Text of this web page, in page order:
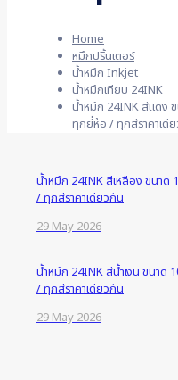
Home
หมึกปริ้นเตอร์
น้ำหมึก Inkjet
น้ำหมึกเทียบ 24INK
น้ำหมึก 24INK สีแดง
ทุกยี่ห้อ / ทุกสีราคาเดี
น้ำหมึก 24INK สีเหลือง ขนาด
/ ทุกสีราคาเดียวกัน
29 May 2026
น้ำหมึก 24INK สีน้ำเงิน ขนาด
/ ทุกสีราคาเดียวกัน
29 May 2026